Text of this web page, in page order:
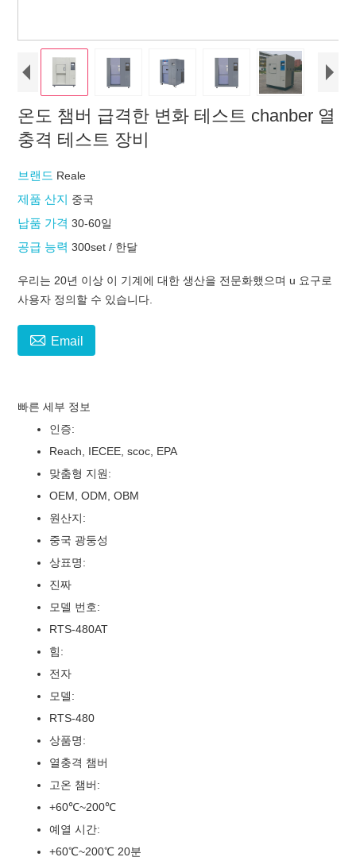
온도 챔버 급격한 변화 테스트 chanber 열
충격 테스트 장비
브랜드 Reale
제품 산지 중국
납품 가격30-60일
공급 능력300set / 한달
우리는 20년 이상 이 기계에 대한 생산을 전문화했으며 u 요구로
사용자 정의할 수 있습니다.
 Email
빠른 세부 정보
인증:
Reach, IECEE, scoc, EPA
맞춤형 지원:
OEM, ODM, OBM
원산지:
중국 광둥성
상표명:
진짜
모델 번호:
RTS-480AT
힘:
전자
모델:
RTS-480
상품명:
열충격 챔버
고온 챔버:
+60℃~200℃
예열 시간:
+60℃~200℃ 20분